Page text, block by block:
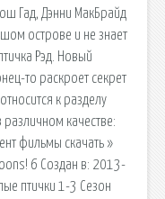
Гад, Дэнни МакБрайд
острове и не знает
Рэд. Новый
то раскроет секрет
к разделу
качестве:
фильмы скачать »
6 Создан в: 2013-
птички 1-3 Сезон